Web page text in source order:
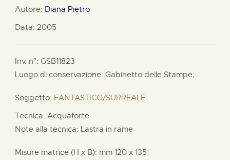
Autore: Diana Pietro
Data: 2005
Inv. n°: GSB11823
Luogo di conservazione: Gabinetto delle Stampe;
Soggetto: FANTASTICO/SURREALE
Tecnica: Acquaforte
Note alla tecnica: Lastra in rame
Misure matrice (H x B): mm 120 x 135